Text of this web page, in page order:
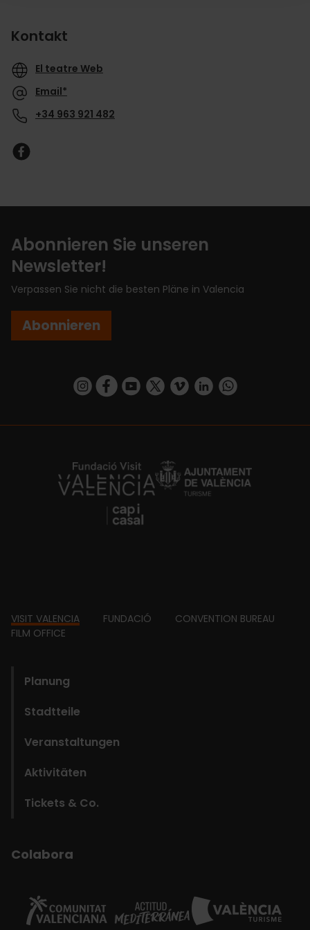
Kontakt
El teatre Web
Email*
+34 963 921 482
Abonnieren Sie unseren
Newsletter!
Verpassen Sie nicht die besten Pläne in Valencia
Abonnieren
https://www.instagram.com/visit_valencia/
https://www.facebook.com/
https://www.youtube.com/user/
https://twitter.com/_VivaValencia
https://vimeo.com/
https://www.linkedin.com/company/turismo-valencia/https://api.whatsapp.com/send/
https://fundacion.visitvalencia.com/
Footer
VISIT VALENCIA FUNDACIÓ
CONVENTION BUREAU
FILM OFFICE
Planung
Stadtteile
Veranstaltungen
Aktivitäten
Tickets & Co.
Colabora